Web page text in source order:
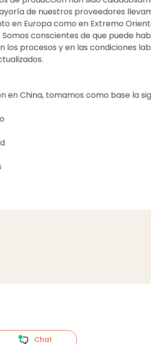
de nuestros proveedores
en Europa como en Extremo
conscientes de que puede
procesos y en las condiciones
en China, tomamos como base la
Chat